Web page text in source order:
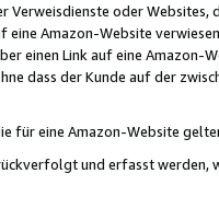
oder Websites,
eine Amazon-Website
einen Link auf eine
dass der Kunde auf der
für eine Amazon-Website
und erfasst werden,